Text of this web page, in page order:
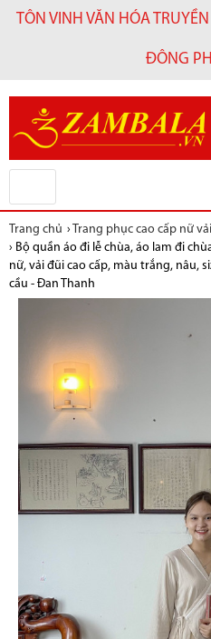
TÔN VINH VĂN HÓA
ĐÔNG
Trang chủ ›
Trang phục cao cấp nữ
› Bộ quần áo đi lễ chùa, áo lam đi
nữ, vải đũi cao cấp, màu trắng, nâu,
cầu - Đan Thanh